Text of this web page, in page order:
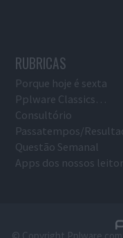
RUBRICAS
Porque hoje é sexta
Pplware Classics…
Consultório
Passatempos/
Questão Semanal
Apps dos nossos